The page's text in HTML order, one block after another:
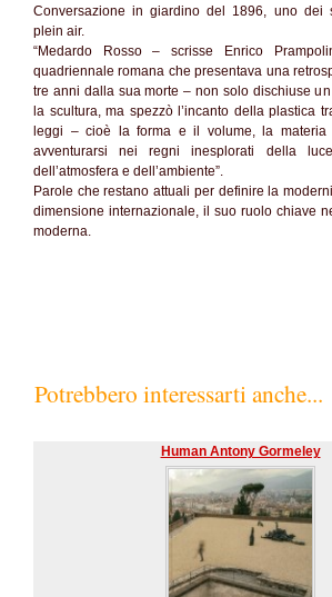
Conversazione in giardino del 1896, uno dei
plein air.
“Medardo Rosso – scrisse Enrico
quadriennale romana che presentava una
tre anni dalla sua morte – non solo dischiuse
la scultura, ma spezzò l’incanto della plastica
leggi – cioè la forma e il volume, la
avventurarsi nei regni inesplorati della
dell’atmosfera e dell’ambiente”.
Parole che restano attuali per definire la
dimensione internazionale, il suo ruolo chiave
moderna.
Potrebbero interessarti anche...
Human Antony Gormeley